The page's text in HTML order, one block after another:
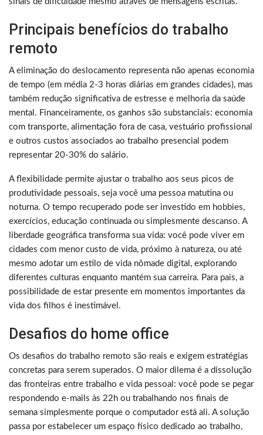
Principais benefícios do trabalho
remoto
A eliminação do deslocamento representa não apenas economia
de tempo (em média 2-3 horas diárias em grandes cidades), mas
também redução significativa de estresse e melhoria da saúde
mental. Financeiramente, os ganhos são substanciais: economia
com transporte, alimentação fora de casa, vestuário profissional
e outros custos associados ao trabalho presencial podem
representar 20-30% do salário.
A flexibilidade permite ajustar o trabalho aos seus picos de
produtividade pessoais, seja você uma pessoa matutina ou
noturna. O tempo recuperado pode ser investido em hobbies,
exercícios, educação continuada ou simplesmente descanso. A
liberdade geográfica transforma sua vida: você pode viver em
cidades com menor custo de vida, próximo à natureza, ou até
mesmo adotar um estilo de vida nômade digital, explorando
diferentes culturas enquanto mantém sua carreira. Para pais, a
possibilidade de estar presente em momentos importantes da
vida dos filhos é inestimável.
Desafios do home office
Os desafios do trabalho remoto são reais e exigem estratégias
concretas para serem superados. O maior dilema é a dissolução
das fronteiras entre trabalho e vida pessoal: você pode se pegar
respondendo e-mails às 22h ou trabalhando nos finais de
semana simplesmente porque o computador está ali. A solução
passa por estabelecer um espaço físico dedicado ao trabalho,